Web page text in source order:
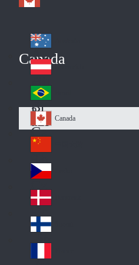
Canada
Au
str
ali
a
Au
stri
a
Br
azi
l
Ca
na
da
Canada
Ch
ina
Cz
ec
h
De
nm
ark
Fin